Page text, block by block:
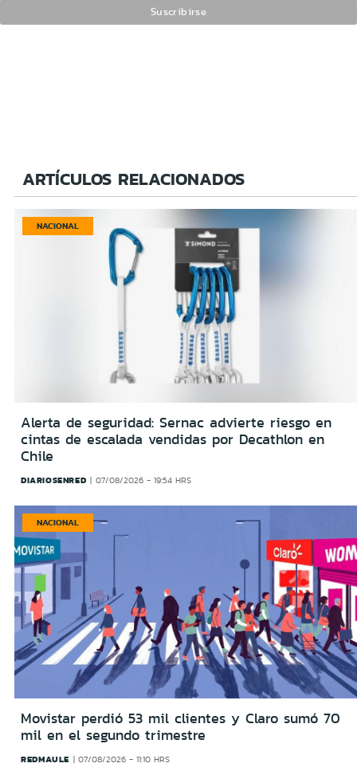
ARTÍCULOS RELACIONADOS
NACIONAL
Alerta de seguridad: Sernac advierte riesgo en
cintas de escalada vendidas por Decathlon en
Chile
DIARIOSENRED 07/08/2026 - 19:54 HRS
NACIONAL
Movistar perdió 53 mil clientes y Claro sumó 70
mil en el segundo trimestre
REDMAULE 07/08/2026 - 11:10 HRS